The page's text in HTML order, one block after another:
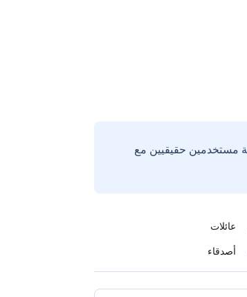
مستخدمين حقيقيين مع
عائلات
أصدقاء